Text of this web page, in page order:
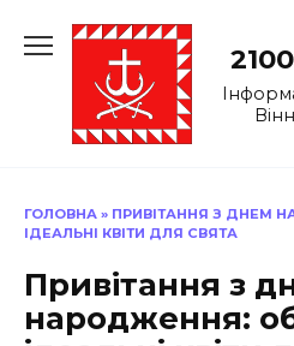
до
ГОЛОВНА » ПРИВІТАННЯ З ДНЕМ
ІДЕАЛЬНІ КВІТИ ДЛЯ СВЯТА
Привітання з
народження: